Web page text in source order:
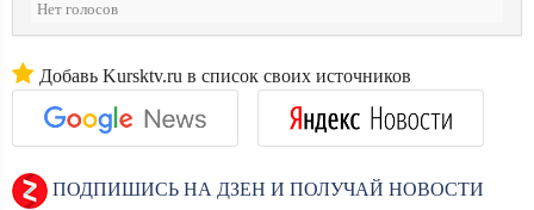
Нет голосов
Добавь Kursktv.ru в список своих источников
ПОДПИШИСЬ НА ДЗЕН И ПОЛУЧАЙ НОВОСТИ